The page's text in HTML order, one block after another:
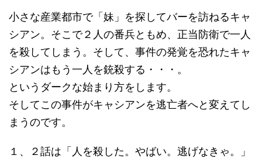
小さな産業都市で「妹」を探してバーを訪ねるキャ
シアン。そこで２人の番兵ともめ、正当防衛で一人
を殺してしまう。そして、事件の発覚を恐れたキャ
シアンはもう一人を銃殺する・・・。
というダークな始まり方をします。
そしてこの事件がキャシアンを逃亡者へと変えてし
まうのです。
１、２話は「人を殺した。やばい。逃げなきゃ。」